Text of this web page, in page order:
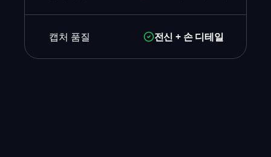
캡처 품질 전신 + 손 디테일